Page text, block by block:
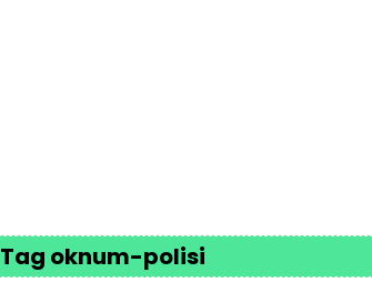
Tag oknum-polisi